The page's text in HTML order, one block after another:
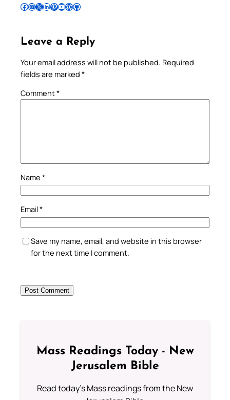
Follow Pradeep on Facebook Follow Pradeep on InstagramFollow Pradeep on X Follow Pradeep on LinkedIn Follow Pradeep on Pinterest Subscribe to Pradeep’s Youtube Channel Follow Pradeep on WordPress Follow Pradeep on GitHub
Leave a Reply
Your email address will not be published. Required
fields are marked *
Comment*
Name *
Email*
Save my name, email, and website in this browser
for the next time I comment.
Mass Readings Today - New
Jerusalem Bible
Read today's Mass readings from the New